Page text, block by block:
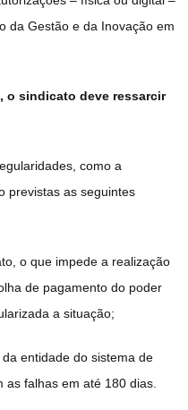
da Gestão e da Inovação em
o sindicato deve ressarcir
como a
previstas as seguintes
o que impede a realização
de pagamento do poder
a situação;
entidade do sistema de
as falhas em até 180 dias.